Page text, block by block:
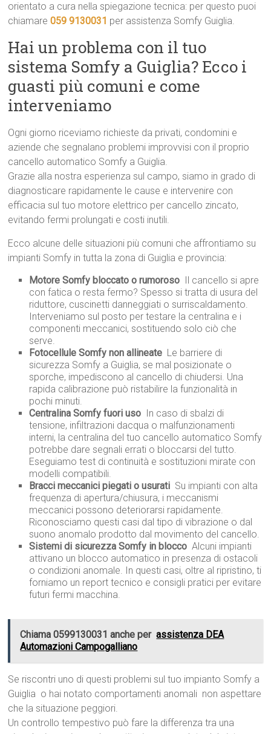
orientato a cura nella spiegazione tecnica: per questo puoi
chiamare059 9130031 per assistenza Somfy Guiglia.
Hai un problema con il tuo
sistema Somfy a Guiglia? Ecco i
guasti più comuni e come
interveniamo
Ogni giorno riceviamo richieste da privati, condomini e
aziende che segnalano problemi improvvisi con il proprio
cancello automatico Somfy a Guiglia.
Grazie alla nostra esperienza sul campo, siamo in grado di
diagnosticare rapidamente le cause e intervenire con
efficacia sul tuo motore elettrico per cancello zincato,
evitando fermi prolungati e costi inutili.
Ecco alcune delle situazioni più comuni che affrontiamo su
impianti Somfy in tutta la zona di Guiglia e provincia:
Motore Somfy bloccato o rumoroso  Il cancello si apre
con fatica o resta fermo? Spesso si tratta di usura del
riduttore, cuscinetti danneggiati o surriscaldamento.
Interveniamo sul posto per testare la centralina e i
componenti meccanici, sostituendo solo ciò che
serve.
Fotocellule Somfy non allineate  Le barriere di
sicurezza Somfy a Guiglia, se mal posizionate o
sporche, impediscono al cancello di chiudersi. Una
rapida calibrazione può ristabilire la funzionalità in
pochi minuti.
Centralina Somfy fuori uso  In caso di sbalzi di
tensione, infiltrazioni dacqua o malfunzionamenti
interni, la centralina del tuo cancello automatico Somfy
potrebbe dare segnali errati o bloccarsi del tutto.
Eseguiamo test di continuità e sostituzioni mirate con
modelli compatibili.
Bracci meccanici piegati o usurati  Su impianti con alta
frequenza di apertura/chiusura, i meccanismi
meccanici possono deteriorarsi rapidamente.
Riconosciamo questi casi dal tipo di vibrazione o dal
suono anomalo prodotto dal movimento del cancello.
Sistemi di sicurezza Somfy in blocco  Alcuni impianti
attivano un blocco automatico in presenza di ostacoli
o condizioni anomale. In questi casi, oltre al ripristino, ti
forniamo un report tecnico e consigli pratici per evitare
futuri fermi macchina.
Chiama 0599130031 anche per assistenza DEA
Automazioni Campogalliano
Se riscontri uno di questi problemi sul tuo impianto Somfy a
Guiglia  o hai notato comportamenti anomali  non aspettare
che la situazione peggiori.
Un controllo tempestivo può fare la differenza tra una